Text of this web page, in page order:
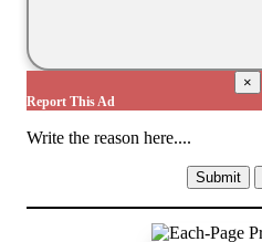
×
Report This Ad
Write the reason here....
Submit